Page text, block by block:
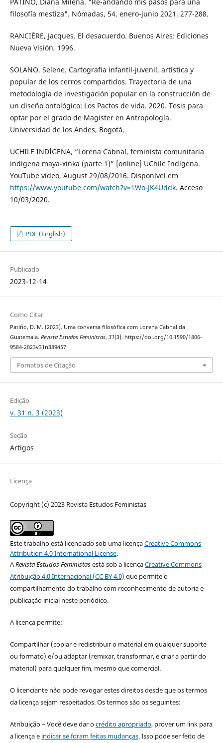
filosofía mestiza". Nómadas, 54, enero-junio 2021. 277-288.
RANCIÈRE, Jacques. El desacuerdo. Buenos Aires: Ediciones
Nueva Visión, 1996.
SOLANO, Selene. Cartografia infantil-juvenil, artística y
popular de los cerros compartidos. Trayectoria de una
metodología de investigación popular en la construcción de
un diseño ontológico: Los Pactos de vida. 2020. Tesis para
optar por el grado de Magister en Antropología.
Universidad de los Andes, Bogotá.
UCHILE INDÍGENA, “Lorena Cabnal, feminista comunitaria
indígena maya-xinka (parte 1)” [online] UChile Indígena.
YouTube video, August 29/08/2016. Disponível em
https://www.youtube.com/watch?v=1Wo-JK4Uddk. Acceso
10/03/2020.
PDF (English)
Publicado
2023-12-14
Como Citar
Patiño, D. M. (2023). Uma conversa filosófica com Lorena Cabnal da
Guatemala. Revista Estudos Feministas, 31(3). https://doi.org/10.1590/1806-
9584-2023v31n389457
Fomatos de Citação
Edição
v. 31 n. 3 (2023)
Seção
Artigos
Licença
Copyright (c) 2023 Revista Estudos Feministas
Este trabalho está licenciado sob uma licençaCreative Commons
Attribution 4.0 International License.
ARevista Estudos Feministasestá sob a licençaCreative Commons
Atribuição 4.0 Internacional (CC BY 4.0) que permite o
compartilhamento do trabalho com reconhecimento de autoria e
publicação inicial neste periódico.
A licença permite:
Compartilhar (copiar e redistribuir o material em qualquer suporte
ou formato) e/ou adaptar (remixar, transformar, e criar a partir do
material) para qualquer fim, mesmo que comercial.
O licenciante não pode revogar estes direitos desde que os termos
da licença sejam respeitados. Os termos são os seguintes:
Atribuição – Você deve dar ocrédito apropriado, prover um link para
a licença e indicar se foram feitas mudanças. Isso pode ser feito de